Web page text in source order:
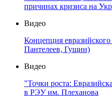
причинах кризиса на
Видео
Концепция
Пантелеев, Гущин)
Видео
"Точки роста:
в РЭУ им. Плеханова